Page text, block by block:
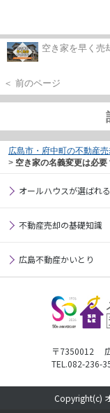
空き家を早く売
＜ 前のページ
広島市・府中町の不動産
> 空き家の名義変更は必
オールハウスが選ばれ
不動産売却の基礎知識
広島不動産かいとり
〒7350012 広
TEL.082-236-
Copyright(c)